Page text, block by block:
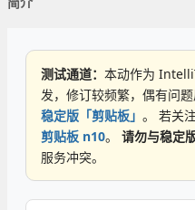
简介
测试通道： 本动作为
发，修订较频繁，偶有问
稳定版「剪贴板」 。 若关
剪贴板 n10。 请勿与稳定
服务冲突。